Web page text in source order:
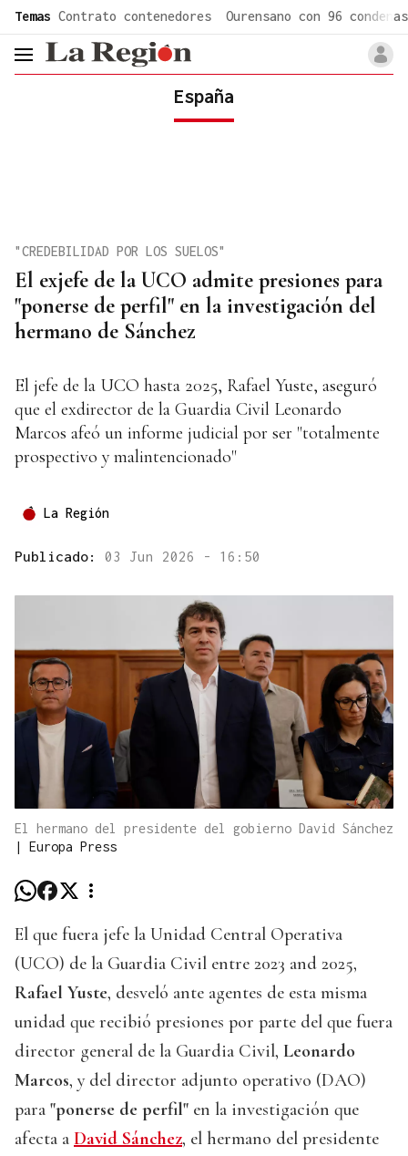
Temas Contrato contenedores Ourensano con 96 condenas
header.menu.open
España
El exjefe de la UCO admite presiones para
"ponerse de perfil" en la investigación del
hermano de Sánchez
"CREDEBILIDAD POR LOS SUELOS"
El jefe de la UCO hasta 2025, Rafael Yuste, aseguró
que el exdirector de la Guardia Civil Leonardo
Marcos afeó un informe judicial por ser "totalmente
prospectivo y malintencionado"
La Región
Publicado: 03 Jun 2026 - 16:50
El hermano del presidente del gobierno David Sánchez
| Europa Press
El que fuera jefe la Unidad Central Operativa
(UCO) de la Guardia Civil entre 2023 and 2025,
Rafael Yuste, desveló ante agentes de esta misma
unidad que recibió presiones por parte del que fuera
director general de la Guardia Civil, Leonardo
Marcos, y del director adjunto operativo (DAO)
para "ponerse de perfil" en la investigación que
afecta a David Sánchez, el hermano del presidente